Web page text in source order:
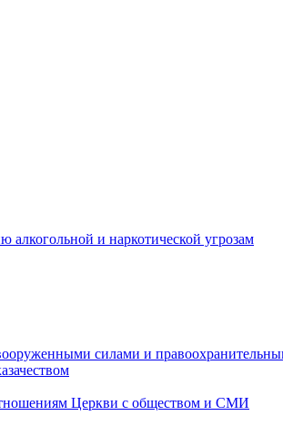
алкогольной и наркотической угрозам
силами и
Церкви с обществом и СМИ